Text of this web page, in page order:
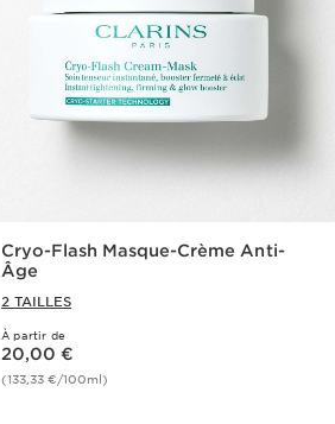
Cryo-Flash Masque-Crème Anti-
Âge
2 TAILLES
À partir de
Nouveau prix 20,00 €
20,00 €
(133,33 €/100ml)